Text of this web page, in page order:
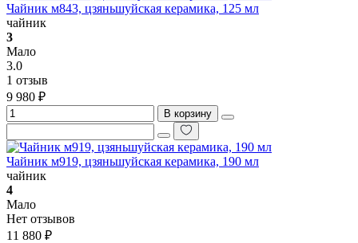
Чайник м843, цзяньшуйская керамика, 125 мл
чайник
3
Мало
3.0
1 отзыв
9 980 ₽
В корзину
Чайник м919, цзяньшуйская керамика, 190 мл
чайник
4
Мало
Нет отзывов
11 880 ₽